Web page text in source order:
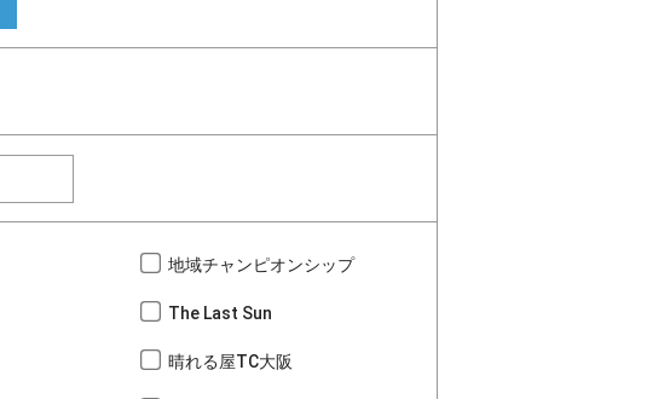
地域チャンピオンシップ
The Last Sun
晴れる屋TC大阪